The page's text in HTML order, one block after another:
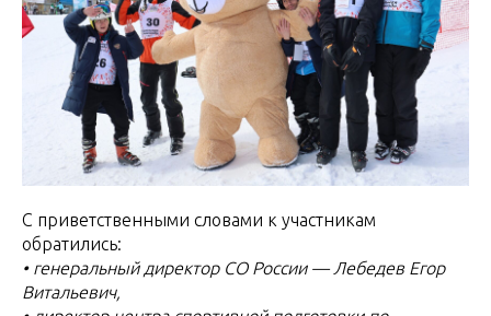
С приветственными словами к участникам
обратились:
• генеральный директор СО России — Лебедев Егор
Витальевич,